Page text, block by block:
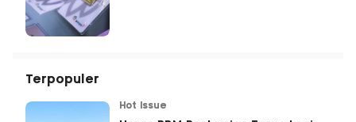
Terpopuler
Hot Issue